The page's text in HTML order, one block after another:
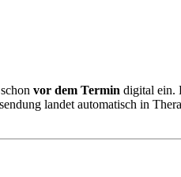
vor dem Termin digital ein.
landet automatisch in